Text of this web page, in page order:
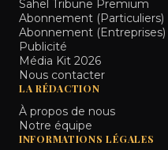
Sahel Tribune Premium
Abonnement (Particuliers)
Abonnement (Entreprises)
Publicité
Média Kit 2026
Nous contacter
LA RÉDACTION
À propos de nous
Notre équipe
INFORMATIONS LÉGALES